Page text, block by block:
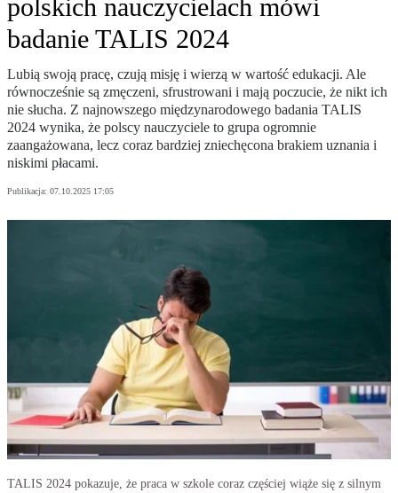
polskich nauczycielach mówi
badanie TALIS 2024
Lubią swoją pracę, czują misję i wierzą w wartość edukacji. Ale
równocześnie są zmęczeni, sfrustrowani i mają poczucie, że nikt ich
nie słucha. Z najnowszego międzynarodowego badania TALIS
2024 wynika, że polscy nauczyciele to grupa ogromnie
zaangażowana, lecz coraz bardziej zniechęcona brakiem uznania i
niskimi płacami.
Publikacja: 07.10.2025 17:05
TALIS 2024 pokazuje, że praca w szkole coraz częściej wiąże się z silnym